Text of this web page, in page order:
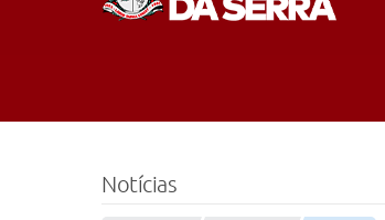
Notícias